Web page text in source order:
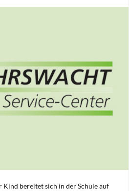
Kind bereitet sich in der Schule auf